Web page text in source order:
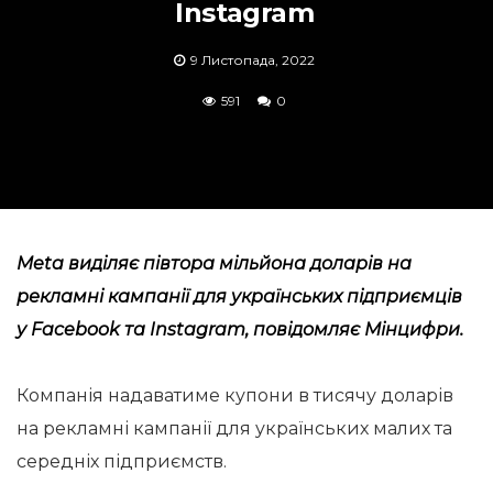
Instagram
9 Листопада, 2022
591 0
Meta виділяє півтора мільйона доларів на
рекламні кампанії для українських підприємців
у Facebook та Instagram, повідомляєМінцифри.
Компанія надаватиме купони в тисячу доларів
на рекламні кампанії для українських малих та
середніх підприємств.